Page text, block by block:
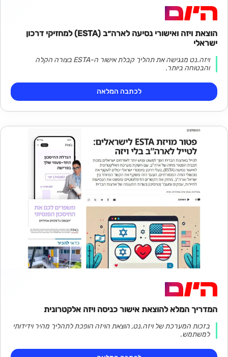
הוצאת ויזה ואישורי נסיעה לארה״ב (ESTA) למחזיקי דרכון
ישראלי
ויזה.נט מנגישה את תהליך קבלת אישור ה-ESTA בצורה הקלה
והבטוחה ביותר.
לכתבה המלאה
המדריך המלא להוצאת אישור כניסה ויזה אלקטרונית
בזכות המערכת של ויזה.נט, הוצאת הויזה הופכת לתהליך מהיר וידידותי
למשתמש.